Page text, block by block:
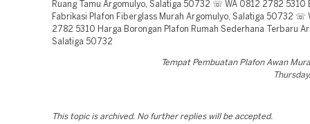
Ruang Tamu Argomulyo, Salatiga 50732 ☏ WA 0812 2782 5310
Fabrikasi Plafon Fiberglass Murah Argomulyo, Salatiga 50732 ☏
2782 5310 Harga Borongan Plafon Rumah Sederhana Terbaru
Salatiga 50732
Tempat Pembuatan Plafon Awan
This topic is archived. No further replies will be accepted.